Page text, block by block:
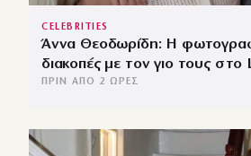
CELEBRITIES
Άννα Θεοδωρίδη: Η
διακοπές με τον γιο τους στο
ΠΡΙΝ ΑΠΌ 2 ΏΡΕΣ